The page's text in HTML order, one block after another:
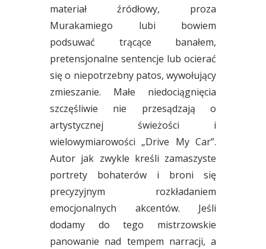
materiał źródłowy, proza
Murakamiego lubi bowiem
podsuwać trącące banałem,
pretensjonalne sentencje lub ocierać
się o niepotrzebny patos, wywołujący
zmieszanie. Małe niedociągnięcia
szczęśliwie nie przesądzają o
artystycznej świeżości i
wielowymiarowości „Drive My Car”.
Autor jak zwykle kreśli zamaszyste
portrety bohaterów i broni się
precyzyjnym rozkładaniem
emocjonalnych akcentów. Jeśli
dodamy do tego mistrzowskie
panowanie nad tempem narracji, a